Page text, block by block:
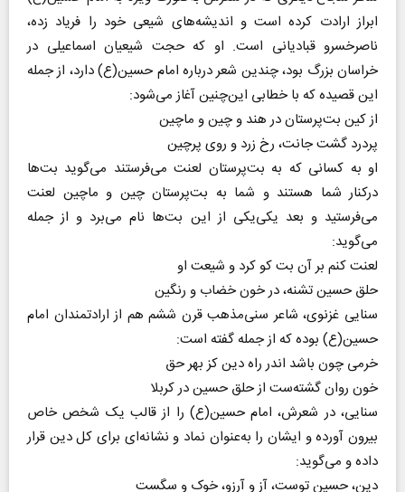
ابراز ارادت کرده است و اندیشه‌های شیعی خود را فریاد زده،
ناصرخسرو قبادیانی است. او که حجت شیعیان اسماعیلی در
خراسان بزرگ بود، چندین شعر درباره امام حسین(ع) دارد، از جمله
این قصیده که با خطابی این‌چنین آغاز می‌شود:
از کین بت‌پرستان در هند و چین و ماچین
پر‌درد گشت جانت، رخ زرد و روی پر‌چین
او به کسانی که به بت‌پرستان لعنت می‌فرستند می‌گوید بت‌ها
در‌کنار شما هستند و شما به بت‌پرستان چین و ماچین لعنت
می‌فرستید و بعد یکی‌یکی از این بت‌ها نام می‌برد و از جمله
می‌گوید:
لعنت کنم بر آن بت کو کرد و شیعت او
حلق حسین تشنه، در خون خضاب و رنگین
سنایی غزنوی، شاعر سنی‌مذهب قرن ششم هم از ارادتمندان امام
حسین(ع) بوده که از جمله گفته است:
خرمی چون باشد اندر راه دین کز بهر حق
خون روان گشته‌ست از حلق حسین در کربلا
سنایی، در شعرش، امام حسین(ع) را از قالب یک شخص خاص
بیرون آورده و ایشان را به‌عنوان نماد و نشانه‌ای برای کل دین قرار
داده و می‌گوید:
دین‌، حسین‌ توست، آز و آرزو، خوک‌ و سگست